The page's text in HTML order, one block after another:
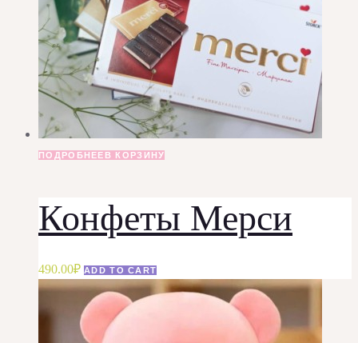
ПОДРОБНЕЕ В КОРЗИНУ
Конфеты Мерси
490.00₽ ADD TO CART